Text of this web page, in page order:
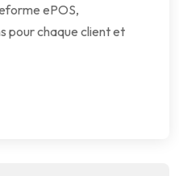
ePOS,
pour chaque client et